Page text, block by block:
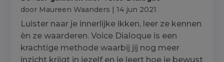
door Maureen Waanders |14 jun 2021
Luister naar je innerlijke ikken, leer ze kennen
èn ze waarderen. Voice Dialoque is een
krachtige methode waarbij jij nog meer
inzicht krijgt in jezelf en je leert hoe je bewust